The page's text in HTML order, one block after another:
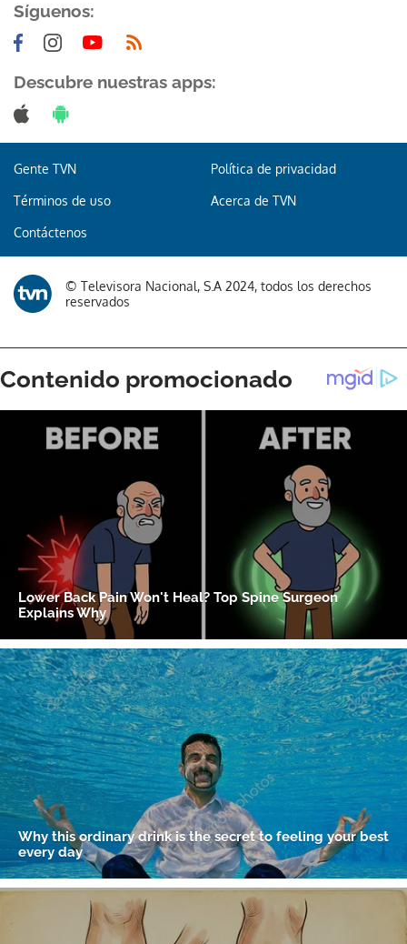
Síguenos:
Descubre nuestras apps:
Gente TVN Política de privacidad
Términos de uso Acerca de TVN
Contáctenos
© Televisora Nacional, S.A 2024, todos los derechos
reservados